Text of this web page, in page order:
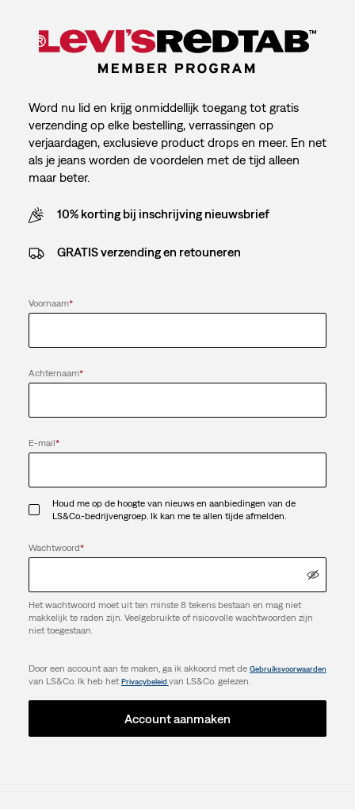
Word nu lid en krijg onmiddellijk toegang tot gratis
verzending op elke bestelling, verrassingen op
verjaardagen, exclusieve product drops en meer. En net
als je jeans worden de voordelen met de tijd alleen
maar beter.
10% korting bij inschrijving nieuwsbrief
GRATIS verzending en retouneren
Voornaam*
Achternaam*
E-mail*
Houd me op de hoogte van nieuws en aanbiedingen van de
LS&Co.-bedrijvengroep. Ik kan me te allen tijde afmelden.
Wachtwoord*
Het wachtwoord moet uit ten minste 8 tekens bestaan en mag niet
makkelijk te raden zijn. Veelgebruikte of risicovolle wachtwoorden zijn
niet toegestaan.
Door een account aan te maken, ga ik akkoord met de Gebruiksvoorwaarden
van LS&Co. Ik heb hetPrivacybeleid van LS&Co. gelezen.
Account aanmaken